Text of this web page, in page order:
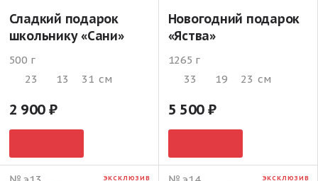
Сладкий подарок
школьнику «Сани»
500 г
23
13 31 см
2 900
Новогодний подарок
«Яства»
1265 г
33
19 23 см
5 500
ЭКСКЛЮЗИВ ЭКСКЛЮЗИВ